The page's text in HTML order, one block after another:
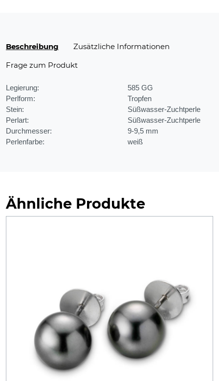
Beschreibung
Zusätzliche Informationen
Frage zum Produkt
Legierung:
585 GG
Perlform:
Tropfen
Stein:
Süßwasser-Zuchtperle
Perlart:
Süßwasser-Zuchtperle
Durchmesser:
9-9,5 mm
Perlenfarbe:
weiß
Ähnliche Produkte